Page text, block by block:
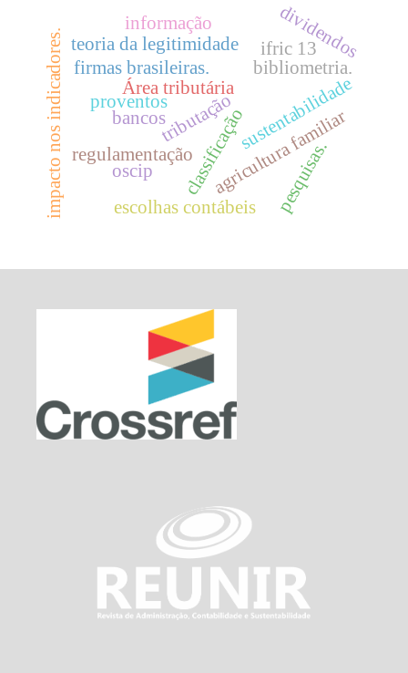
classificação
Área tributária
tributação
firmas brasileiras.
agricultura familiar
bibliometria.
bancos
impacto nos indicadores. regulamentação pesquisas.
oscip
sustentabilidade
teoria da legitimidade ifric 13
escolhas contábeis
dividendos
proventos
informação